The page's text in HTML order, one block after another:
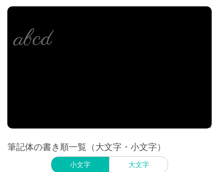
筆記体の書き順一覧（大文字・小文字）
小文字 大文字